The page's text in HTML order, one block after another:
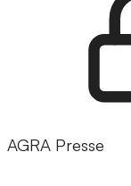
AGRA Presse